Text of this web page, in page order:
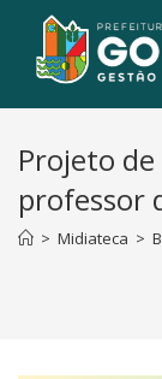
Projeto de
professor
> Midiateca >